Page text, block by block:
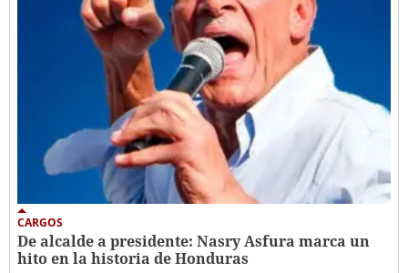
CARGOS
De alcalde a presidente: Nasry Asfura marca un
hito en la historia de Honduras